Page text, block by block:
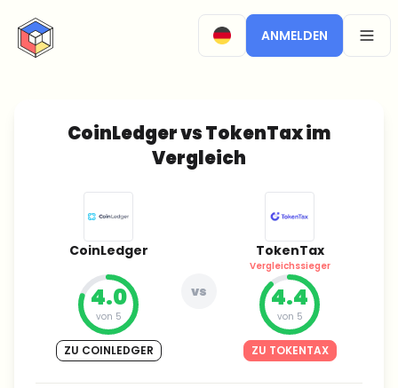
CryptoTicker
ANMELDEN
CoinLedger vs TokenTax im
Vergleich
CoinLedger
4.0
von 5
ZU COINLEDGER
vs
TokenTax
Vergleichssieger
4.4
von 5
ZU TOKENTAX